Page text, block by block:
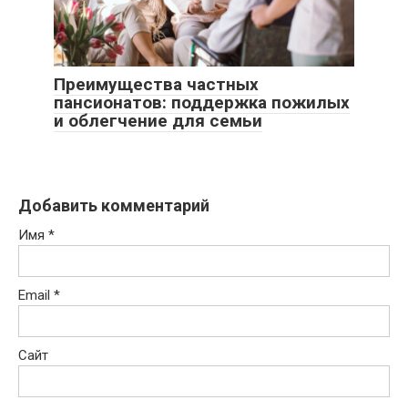
Преимущества частных
пансионатов: поддержка пожилых
и облегчение для семьи
Добавить комментарий
Имя *
Email *
Сайт